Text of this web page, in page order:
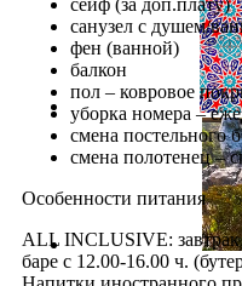
санузел с душем/
фен (ванной)
балкон
пол – ковровое
уборка номера –
смена постельного
смена полотенец –
Особенности питания
ALL INCLUSIVE: завтрак
баре с 12.00-16.00 ч.